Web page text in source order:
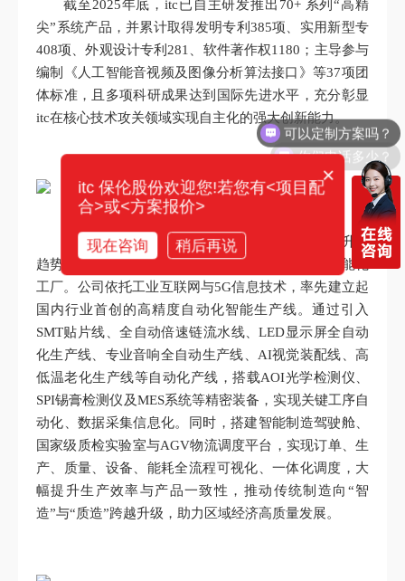
截至2025年底，itc已自主研发推出70+ 系列“高精
尖”系统产品，并累计取得发明专利385项、实用新型专
408项、外观设计专利281、软件著作权1180；主导参与
编制《人工智能音视频及图像分析算法接口》等37项团
体标准，且多项科研成果达到国际先进水平，充分彰显
itc在核心技术攻关领域实现自主化的强大创新能力。
在绿色智能制造赛道上，itc保伦股份紧跟产业升级
趋势，以数字化转型为抓手，积极构建绿色化、智能化
工厂。公司依托工业互联网与5G信息技术，率先建立起
国内行业首创的高精度自动化智能生产线。通过引入
SMT贴片线、全自动倍速链流水线、LED显示屏全自动
化生产线、专业音响全自动生产线、AI视觉装配线、高
低温老化生产线等自动化产线，搭载AOI光学检测仪、
SPI锡膏检测仪及MES系统等精密装备，实现关键工序自
动化、数据采集信息化。同时，搭建智能制造驾驶舱、
国家级质检实验室与AGV物流调度平台，实现订单、生
产、质量、设备、能耗全流程可视化、一体化调度，大
幅提升生产效率与产品一致性，推动传统制造向“智
造”与“质造”跨越升级，助力区域经济高质量发展。
可以定制方案吗？
你们电话多少？
×
itc 保伦股份欢迎您!若您有<项目配
合>或<方案报价>
现在咨询 稍后再说